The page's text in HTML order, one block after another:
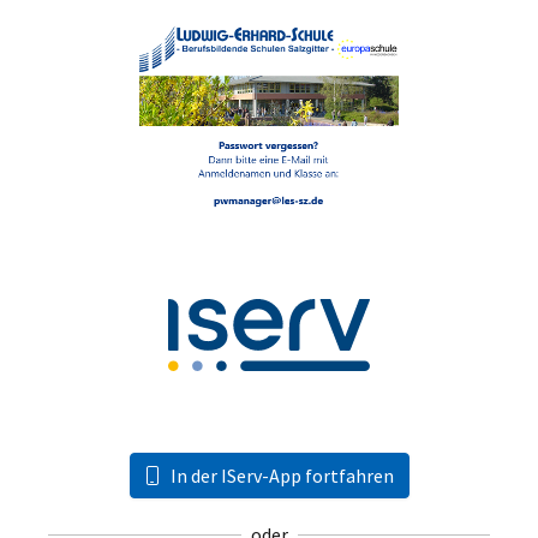
In der IServ-App fortfahren